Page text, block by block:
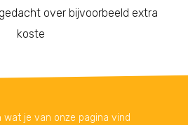
over bijvoorbeeld extra
koste
wat je van onze pagina vind